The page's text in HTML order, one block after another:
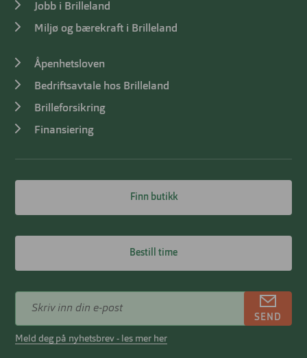
Jobb i Brilleland
Miljø og bærekraft i Brilleland
Åpenhetsloven
Bedriftsavtale hos Brilleland
Brilleforsikring
Finansiering
Finn butikk
Bestill time
SEND
Meld deg på nyhetsbrev - les mer her